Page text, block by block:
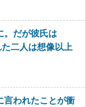
。だが彼氏は
た二人は想像以上
言われたことが衝